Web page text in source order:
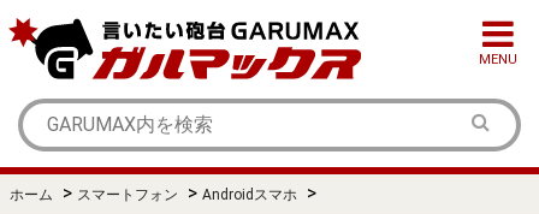
MENU
ホーム > スマートフォン > Androidスマホ >